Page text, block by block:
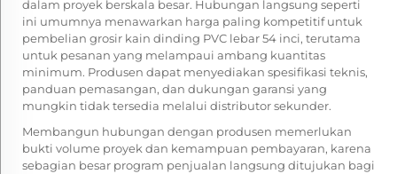
dalam proyek berskala besar. Hubungan langsung seperti
ini umumnya menawarkan harga paling kompetitif untuk
pembelian grosir kain dinding PVC lebar 54 inci, terutama
untuk pesanan yang melampaui ambang kuantitas
minimum. Produsen dapat menyediakan spesifikasi teknis,
panduan pemasangan, dan dukungan garansi yang
mungkin tidak tersedia melalui distributor sekunder.
Membangun hubungan dengan produsen memerlukan
bukti volume proyek dan kemampuan pembayaran, karena
sebagian besar program penjualan langsung ditujukan bagi